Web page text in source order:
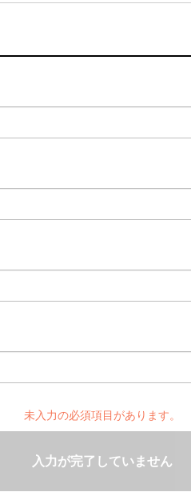
未入力の必須項目があります。